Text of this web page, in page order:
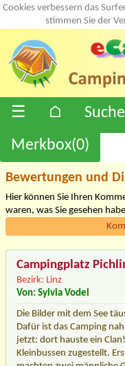
Cookies verbessern das
stimmen Sie der
☰ ⌂
Merkbox(0)
Bewertungen und
Hier können Sie Ihren
waren, was Sie gesehen
Campingplatz
Bezirk: Linz
Von: Sylvia Vodel
Die Bilder mit dem See
Dafür ist das Camping
jetzt: dort hauste ein
Kleinbussen zugestellt.